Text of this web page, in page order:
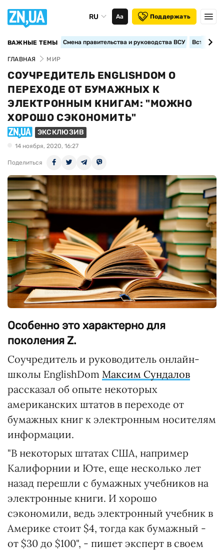
RU Аа Поддержать
ВАЖНЫЕ ТЕМЫ Смена правительства и руководства ВСУ
ГЛАВНАЯ МИР
СОУЧРЕДИТЕЛЬ ENGLISHDOM О
ПЕРЕХОДЕ ОТ БУМАЖНЫХ К
ЭЛЕКТРОННЫМ КНИГАМ: "МОЖНО
ХОРОШО СЭКОНОМИТЬ"
ЭКСКЛЮЗИВ
14 ноября, 2020, 16:27
Поделиться
Особенно это характерно для
поколения Z.
Соучредитель и руководитель онлайн-
школы EnglishDom Максим Сундалов
рассказал об опыте некоторых
американских штатов в переходе от
бумажных книг к электронным носителям
информации.
"В некоторых штатах США, например
Калифорнии и Юте, еще несколько лет
назад перешли с бумажных учебников на
электронные книги. И хорошо
сэкономили, ведь электронный учебник в
Америке стоит $4, тогда как бумажный -
от $30 до $100", - пишет эксперт в своем